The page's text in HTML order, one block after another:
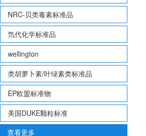
NRC-贝类毒素标准品
氘代化学标准品
wellington
类胡萝卜素/叶绿素类标准品
EP欧盟标准物
美国DUKE颗粒标准
查看更多